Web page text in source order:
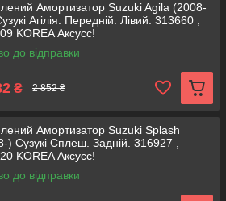
Амортизатор Suzuki Agila (2008-
Агілія. Передній. Лівий. 313660 ,
KOREA Аксусс!
до відправки
₴ 2 852 ₴
Амортизатор Suzuki Splash
) Сузукі Сплеш. Задній. 316927 ,
KOREA Аксусс!
до відправки